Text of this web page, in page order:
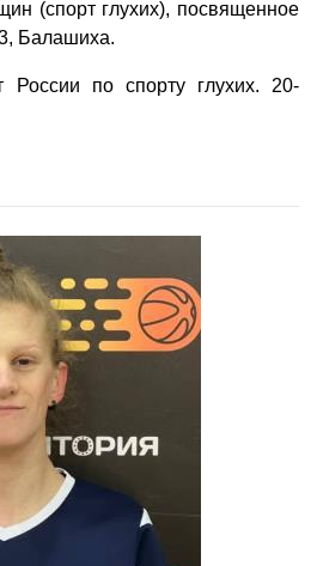
(спорт глухих), посвященное
Балашиха.
по спорту глухих. 20-